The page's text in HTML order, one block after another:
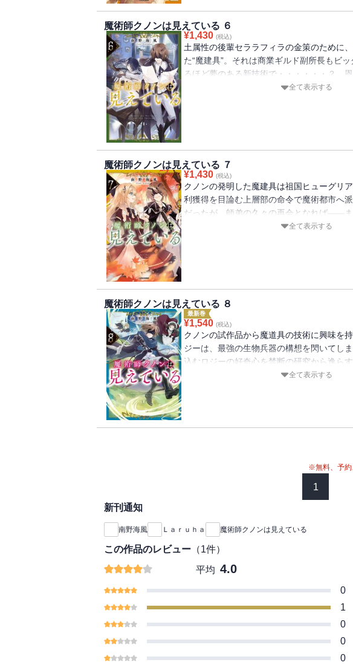
学歴社会 ～前世はガリ勉だった俺が、今世
きたい～』（著：西浦真魚）のお試し版が収
魔術師クノンは見えている ６
¥1,430 (税込)
土属性の後輩セララフィラの金策のために
た“魔建具”。それは商業ギルド副所長もビ
るほど夢のある新技術で・・・・・・？
時代を描く書き下ろし番外編も収録！※本
全て表示する
魔術師クノンは見えている ７
¥1,430 (税込)
クノンの発明した魔建具は祖国ヒューグリ
利獲得を目論む上層部の命令で魔術都市へ
だったが、師弟の久々の再会となれば――ま
は命令そっちのけで鏡眼の検証を始める。
BOOKS『極東救世主伝説 少年、異形の
九州大規模攻勢編―』（著：仏ょも）のお試
ます。
全て表示する
魔術師クノンは見えている ８
最新巻
¥1,540 (税込)
クノンの試作品から魔道具の技術に興味を
ジーは、最強の生物兵器の構想を閃いてし
込むロジーの好奇心を禁断の研究から逸ら
子と共に発明勝負を申し込み下剋上に挑む
練の冬が始まる第八弾！※本作品の電子版
カワBOOKS『住んでる場所が田舎すぎて
俺一人なんだが？』（著：赤月 ヤモリ）
全て表示する
※無料、予約
1
新刊通知
南野海風 Ｌａｒｕｈａ 魔術師クノンは見えている
この作品のレビュー （1件）
平均 4.0
0
1
0
0
0